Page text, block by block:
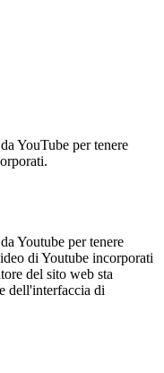
YouTube per tenere
Youtube per tenere
di Youtube incorporati
del sito web sta
dell'interfaccia di